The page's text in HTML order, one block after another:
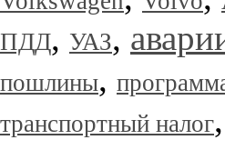
ПДД, УАЗ,
пошлины,
транспортный налог,